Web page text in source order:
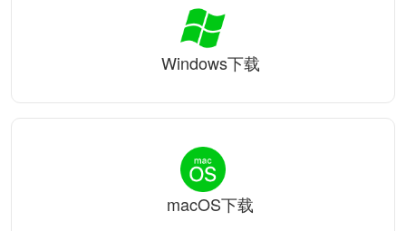
Windows下载
macOS下载